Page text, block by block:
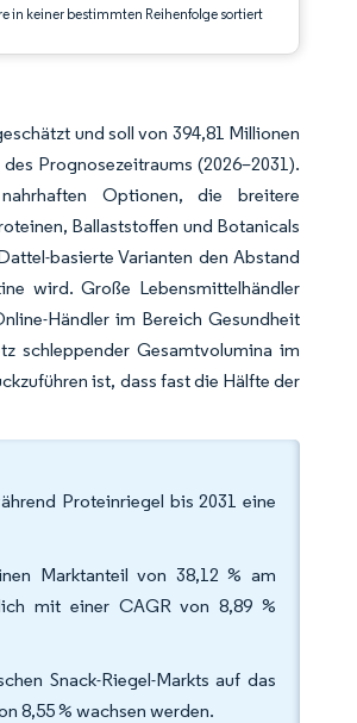
in keiner bestimmten Reihenfolge sortiert
und soll von 394,81 Millionen
Prognosezeitraums (2026–2031).
Optionen, die breitere
Ballaststoffen und Botanicals
basierte Varianten den Abstand
wird. Große Lebensmittelhändler
Händler im Bereich Gesundheit
schleppender Gesamtvolumina im
ist, dass fast die Hälfte der
Proteinriegel bis 2031 eine
Marktanteil von 38,12 % am
mit einer CAGR von 8,89 %
Snack-Riegel-Markts auf das
8,55 % wachsen werden.